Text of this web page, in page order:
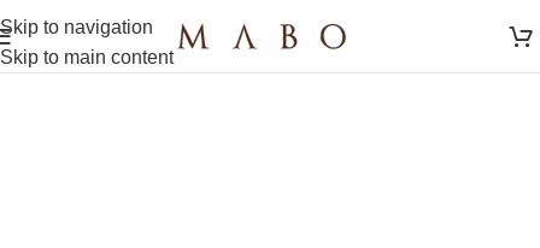
Skip to navigation
Skip to main content